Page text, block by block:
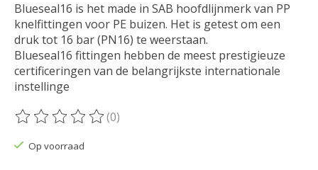
Blueseal16 is het made in SAB hoofdlijnmerk van PP
knelfittingen voor PE buizen. Het is getest om een ​​
druk tot 16 bar (PN16) te weerstaan.
Blueseal16 fittingen hebben de meest prestigieuze
certificeringen van de belangrijkste internationale
instellinge
De beoordeling van dit product is
(0)
Op voorraad